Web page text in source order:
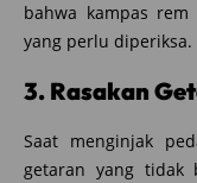
bahwa kampas
yang perlu diperiksa.
3. Rasakan
Saat menginjak
getaran yang tidak